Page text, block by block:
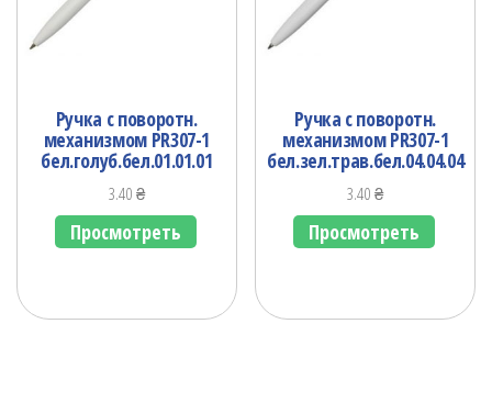
Ручка с поворотн.
механизмом PR307-1
бел.голуб.бел.01.01.01
3.40₴
Просмотреть
Ручка с поворотн.
механизмом PR307-1
бел.зел.трав.бел.04.04.04
3.40₴
Просмотреть